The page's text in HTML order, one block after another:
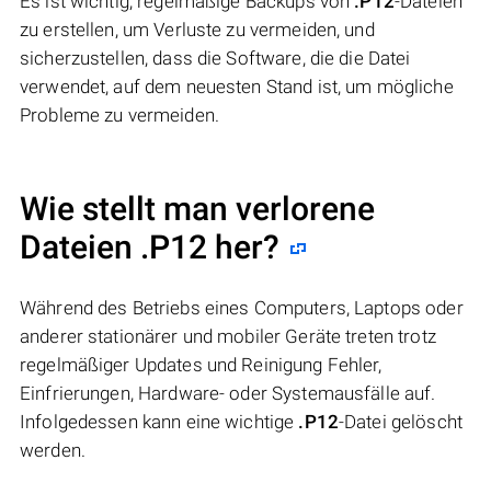
zu erstellen, um Verluste zu vermeiden, und
sicherzustellen, dass die Software, die die Datei
verwendet, auf dem neuesten Stand ist, um mögliche
Probleme zu vermeiden.
Wie stellt man verlorene
Dateien .P12 her?
Während des Betriebs eines Computers, Laptops oder
anderer stationärer und mobiler Geräte treten trotz
regelmäßiger Updates und Reinigung Fehler,
Einfrierungen, Hardware- oder Systemausfälle auf.
Infolgedessen kann eine wichtige .P12-Datei gelöscht
werden.